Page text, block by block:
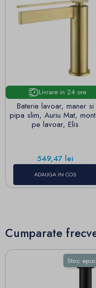
Livrare in 24 ore
Baterie lavoar, maner si
pipa slim, Auriu Mat,
pe lavoar, Elis
Pret
549,47 lei
ADAUGA IN COS
Cumparate
Stoc